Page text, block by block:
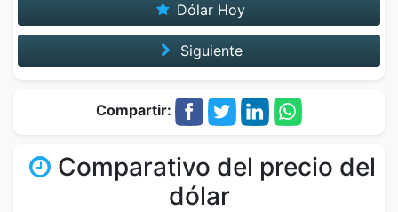
Dólar Hoy
Siguiente
Compartir:
Comparativo del precio del
dólar